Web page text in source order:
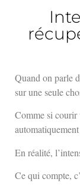
Quand on parle
sur une seule
Comme si
En réalité,
Ce qui compte,